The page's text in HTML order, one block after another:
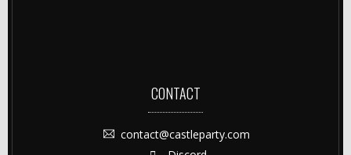
CONTACT
contact@castleparty.com